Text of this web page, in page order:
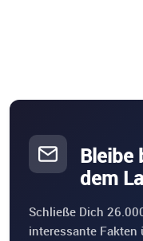
Bleibe
dem
Schließe Dich
interessante